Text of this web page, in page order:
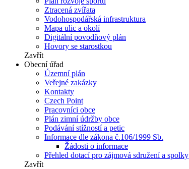
Ztracená zvířata
Vodohospodářská infrastruktura
Mapa ulic a okolí
Digitální povodňový plán
Hovory se starostkou
Zavřít
Obecní úřad
Územní plán
Veřejné zakázky
Kontakty
Czech Point
Pracovníci obce
Plán zimní údržby obce
Podávání stížností a petic
Informace dle zákona č.106/1999 Sb.
Žádosti o informace
Přehled dotací pro zájmová sdružení a spolky
Zavřít